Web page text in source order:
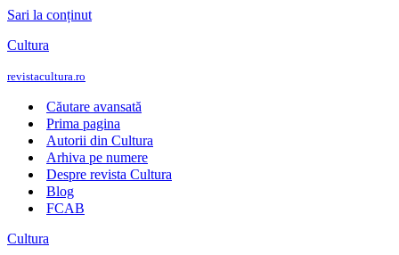
Sari la conținut
Cultura
revistacultura.ro
Căutare avansată
Prima pagina
Autorii din Cultura
Arhiva pe numere
Despre revista Cultura
Blog
FCAB
Cultura